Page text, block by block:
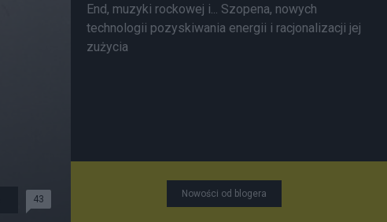
43
End, muzyki rockowej i... Szopena, nowych
technologii pozyskiwania energii i racjonalizacji jej
zużycia
Nowości od blogera